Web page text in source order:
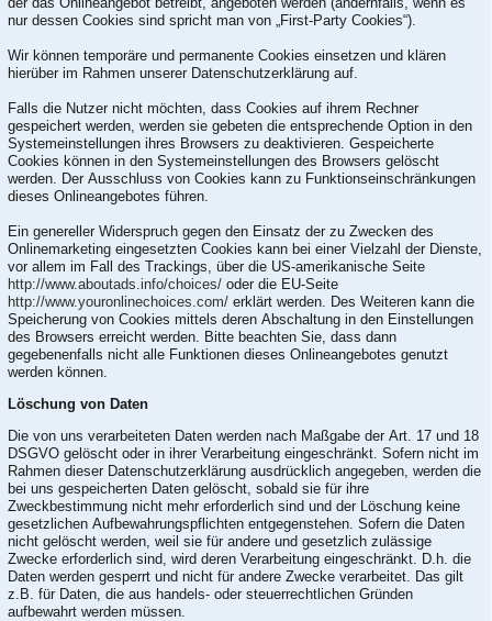
nur dessen Cookies sind spricht man von „First-Party Cookies“).
Wir können temporäre und permanente Cookies einsetzen und klären
hierüber im Rahmen unserer Datenschutzerklärung auf.
Falls die Nutzer nicht möchten, dass Cookies auf ihrem Rechner
gespeichert werden, werden sie gebeten die entsprechende Option in den
Systemeinstellungen ihres Browsers zu deaktivieren. Gespeicherte
Cookies können in den Systemeinstellungen des Browsers gelöscht
werden. Der Ausschluss von Cookies kann zu Funktionseinschränkungen
dieses Onlineangebotes führen.
Ein genereller Widerspruch gegen den Einsatz der zu Zwecken des
Onlinemarketing eingesetzten Cookies kann bei einer Vielzahl der Dienste,
vor allem im Fall des Trackings, über die US-amerikanische Seite
http://www.aboutads.info/choices/ oder die EU-Seite
http://www.youronlinechoices.com/ erklärt werden. Des Weiteren kann die
Speicherung von Cookies mittels deren Abschaltung in den Einstellungen
des Browsers erreicht werden. Bitte beachten Sie, dass dann
gegebenenfalls nicht alle Funktionen dieses Onlineangebotes genutzt
werden können.
Löschung von Daten
Die von uns verarbeiteten Daten werden nach Maßgabe der Art. 17 und 18
DSGVO gelöscht oder in ihrer Verarbeitung eingeschränkt. Sofern nicht im
Rahmen dieser Datenschutzerklärung ausdrücklich angegeben, werden die
bei uns gespeicherten Daten gelöscht, sobald sie für ihre
Zweckbestimmung nicht mehr erforderlich sind und der Löschung keine
gesetzlichen Aufbewahrungspflichten entgegenstehen. Sofern die Daten
nicht gelöscht werden, weil sie für andere und gesetzlich zulässige
Zwecke erforderlich sind, wird deren Verarbeitung eingeschränkt. D.h. die
Daten werden gesperrt und nicht für andere Zwecke verarbeitet. Das gilt
z.B. für Daten, die aus handels- oder steuerrechtlichen Gründen
aufbewahrt werden müssen.